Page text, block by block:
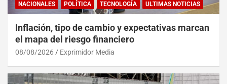
NACIONALES
POLÍTICA TECNOLOGÍA ULTIMAS NOTICIAS
Inflación, tipo de cambio y expectativas marcan
el mapa del riesgo financiero
08/08/2026 Exprimidor Media